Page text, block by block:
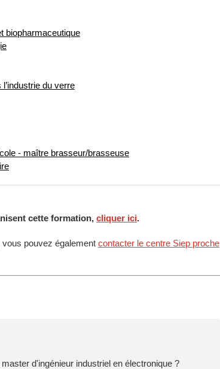
biopharmaceutique
du verre
- maître brasseur/brasseuse
cette formation, cliquer ici.
pouvez également contacter le centre Siep proche
d'ingénieur industriel en électronique ?